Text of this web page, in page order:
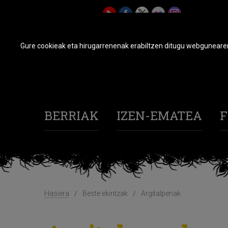
BERRIAK IZEN-EMATEA
Hasiera Beste ekintzak Argitalpenak
Gure cookieak eta hirugarrenenak erabiltzen ditugu